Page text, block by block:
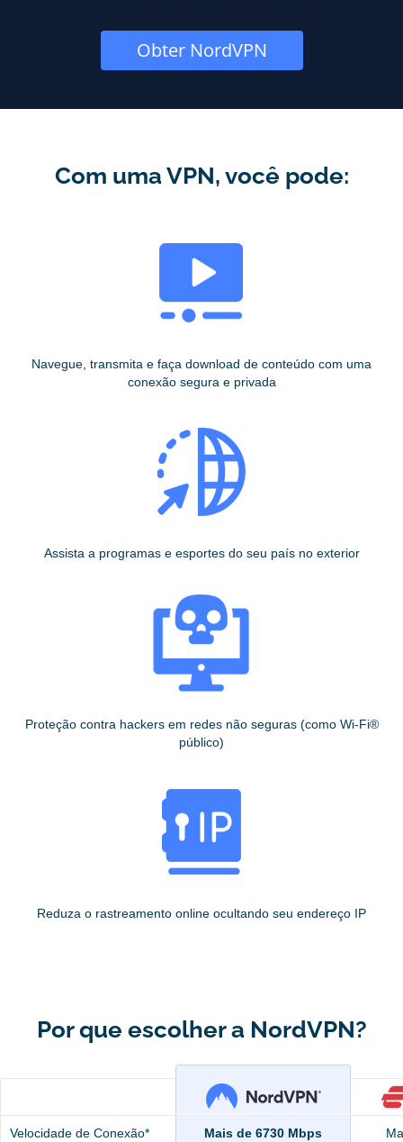
Obter NordVPN
Com uma VPN, você pode:
Navegue, transmita e faça download de conteúdo com uma
conexão segura e privada
Assista a programas e esportes do seu país no exterior
Proteção contra hackers em redes não seguras (como Wi-Fi®
público)
Reduza o rastreamento online ocultando seu endereço IP
Por que escolher a NordVPN?
Velocidade de Conexão* Mais de 6730 Mbps